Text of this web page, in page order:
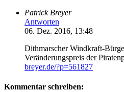
Patrick Breyer
Antworten
06. Dez. 2016, 13:48
Dithmarscher Windkraft-
Veränderungspreis der
breyer.de/?p=561827
Kommentar schreiben: